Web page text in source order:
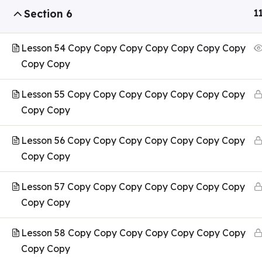
Section 6
Lesson 54 Copy Copy Copy Copy Copy Copy Copy
Copy Copy
Lesson 55 Copy Copy Copy Copy Copy Copy Copy
Copy Copy
Lesson 56 Copy Copy Copy Copy Copy Copy Copy
Copy Copy
Lesson 57 Copy Copy Copy Copy Copy Copy Copy
Copy Copy
Lesson 58 Copy Copy Copy Copy Copy Copy Copy
Copy Copy